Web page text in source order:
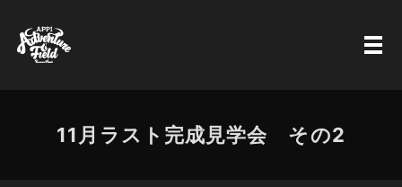
11月ラスト完成見学会 その2